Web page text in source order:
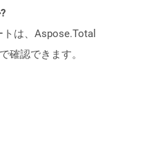
は、Aspose.Total
確認できます。